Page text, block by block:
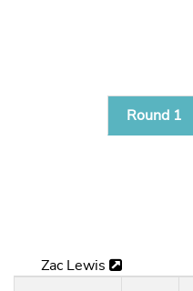
Round 1
Zac Lewis